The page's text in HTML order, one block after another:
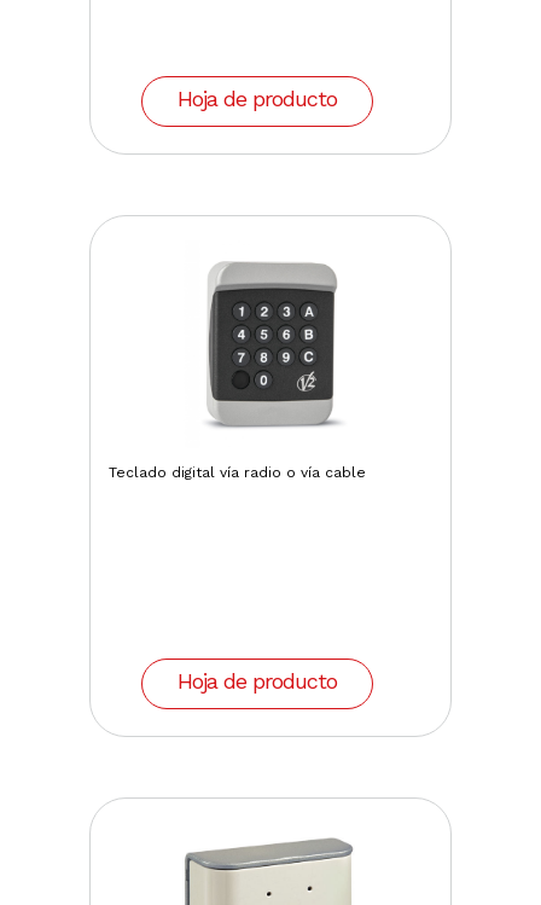
Hoja de producto
Teclado digital vía radio o vía cable
Hoja de producto